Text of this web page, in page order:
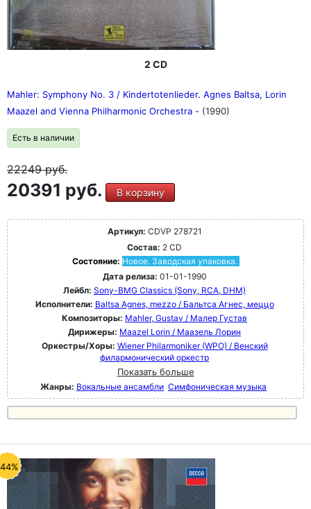
2 CD
Mahler: Symphony No. 3 / Kindertotenlieder. Agnes Baltsa, Lorin
Maazel and Vienna Philharmonic Orchestra - (1990)
Есть в наличии
22249руб.
20391 руб. В корзину
Артикул: CDVP 278721
Состав: 2 CD
Состояние: Новое. Заводская упаковка.
Дата релиза: 01-01-1990
Лейбл: Sony-BMG Classics (Sony, RCA, DHM)
Исполнители: Baltsa Agnes, mezzo / Бальтса Агнес, меццо
Композиторы: Mahler, Gustav / Малер Густав
Дирижеры: Maazel Lorin / Маазель Лорин
Оркестры/Хоры: Wiener Philarmoniker (WPO) / Венский
филармонический оркестр
Показать больше
Жанры: Вокальные ансамбли Симфоническая музыка